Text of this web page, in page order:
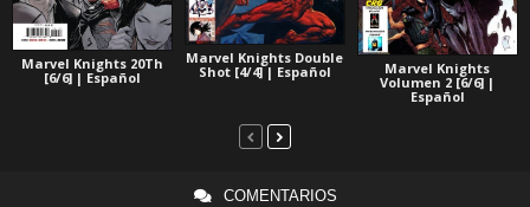
Marvel Knights 20Th
[6/6] | Español
Marvel Knights Double
Shot [4/4] | Español
Marvel Knights
Volumen 2 [6/6] |
Español
COMENTARIOS